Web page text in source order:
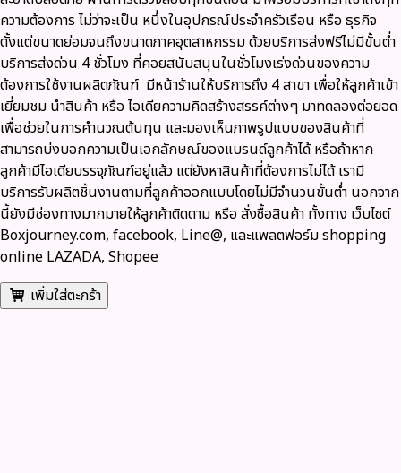
ความต้องการ ไม่ว่าจะเป็น หนึ่งในอุปกรณ์ประจำครัวเรือน หรือ ธุรกิจ
ตั้งแต่ขนาดย่อมจนถึงขนาดภาคอุตสาหกรรม ด้วยบริการส่งฟรีไม่มีขั้นต่ำ
บริการส่งด่วน 4 ชั่วโมง ที่คอยสนับสนุนในชั่วโมงเร่งด่วนของความ
ต้องการใช้งานผลิตภัณฑ์ มีหน้าร้านให้บริการถึง 4 สาขา เพื่อให้ลูกค้าเข้า
เยี่ยมชม นำสินค้า หรือ ไอเดียความคิดสร้างสรรค์ต่างๆ มาทดลองต่อยอด
เพื่อช่วยในการคำนวณต้นทุน และมองเห็นภาพรูปแบบของสินค้าที่
สามารถบ่งบอกความเป็นเอกลักษณ์ของแบรนด์ลูกค้าได้ หรือถ้าหาก
ลูกค้ามีไอเดียบรรจุภัณฑ์อยู่แล้ว แต่ยังหาสินค้าที่ต้องการไม่ได้ เรามี
บริการรับผลิตชิ้นงานตามที่ลูกค้าออกแบบโดยไม่มีจำนวนขั้นต่ำ นอกจาก
นี้ยังมีช่องทางมากมายให้ลูกค้าติดตาม หรือ สั่งซื้อสินค้า ทั้งทาง เว็บไซต์
Boxjourney.com, facebook, Line@, และแพลตฟอร์ม shopping
online LAZADA, Shopee
เพิ่มใส่ตะกร้า